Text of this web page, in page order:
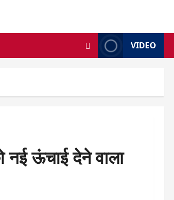
VIDEO
ऊंचाई देने वाला